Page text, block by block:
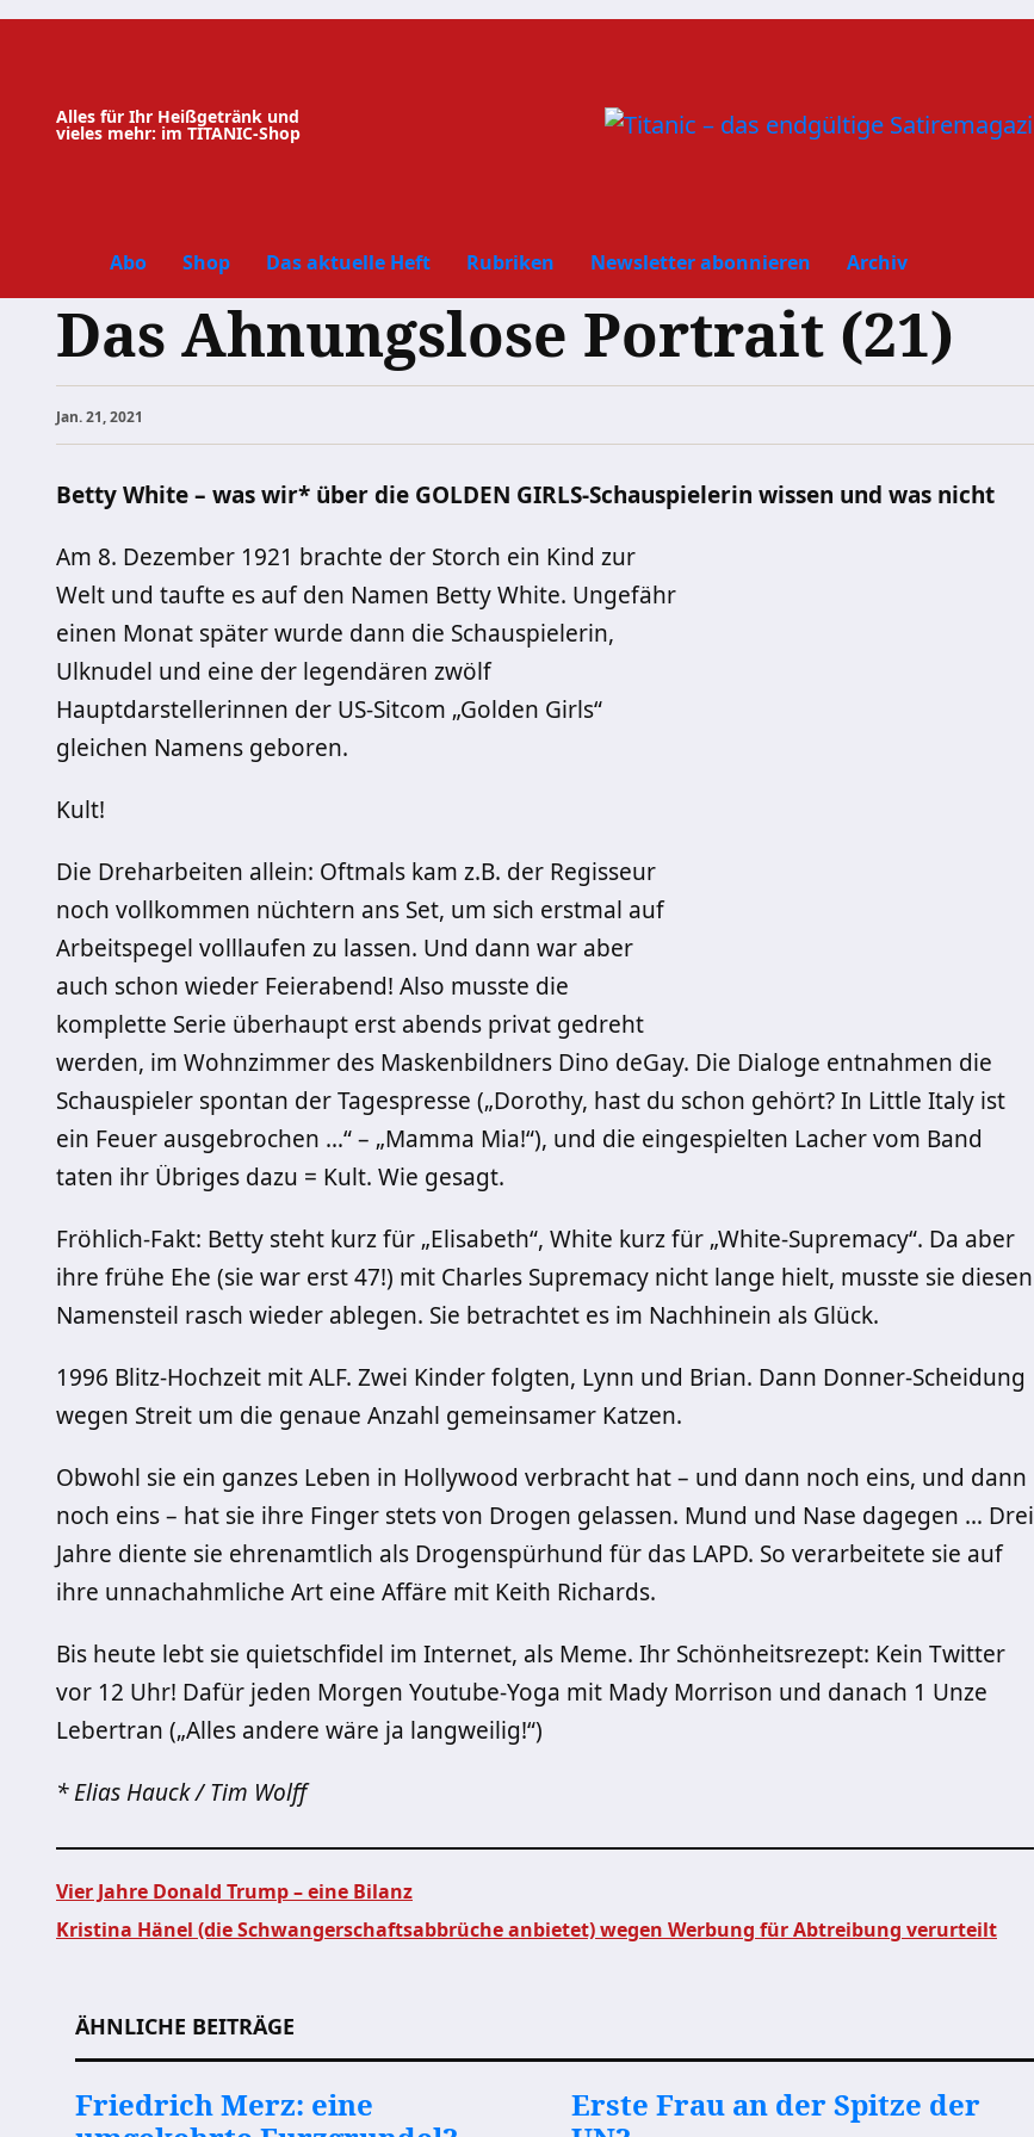
Zum
Alles für Ihr Heißgetränk und
vieles mehr: im TITANIC-Shop
Abo Shop Das aktuelle Heft Rubriken Newsletter abonnieren Archiv
Das Ahnungslose Portrait (21)
Jan. 21, 2021
Betty White – was wir* über die GOLDEN GIRLS-Schauspielerin wissen und was nicht
Am 8. Dezember 1921 brachte der Storch ein Kind zur
Welt und taufte es auf den Namen Betty White. Ungefähr
einen Monat später wurde dann die Schauspielerin,
Ulknudel und eine der legendären zwölf
Hauptdarstellerinnen der US-Sitcom „Golden Girls“
gleichen Namens geboren.
Kult!
Die Dreharbeiten allein: Oftmals kam z.B. der Regisseur
noch vollkommen nüchtern ans Set, um sich erstmal auf
Arbeitspegel volllaufen zu lassen. Und dann war aber
auch schon wieder Feierabend! Also musste die
komplette Serie überhaupt erst abends privat gedreht
werden, im Wohnzimmer des Maskenbildners Dino deGay. Die Dialoge entnahmen die
Schauspieler spontan der Tagespresse („Dorothy, hast du schon gehört? In Little Italy ist
ein Feuer ausgebrochen …“ – „Mamma Mia!“), und die eingespielten Lacher vom Band
taten ihr Übriges dazu = Kult. Wie gesagt.
Fröhlich-Fakt: Betty steht kurz für „Elisabeth“, White kurz für „White-Supremacy“. Da aber
ihre frühe Ehe (sie war erst 47!) mit Charles Supremacy nicht lange hielt, musste sie diesen
Namensteil rasch wieder ablegen. Sie betrachtet es im Nachhinein als Glück.
1996 Blitz-Hochzeit mit ALF. Zwei Kinder folgten, Lynn und Brian. Dann Donner-Scheidung
wegen Streit um die genaue Anzahl gemeinsamer Katzen.
Obwohl sie ein ganzes Leben in Hollywood verbracht hat – und dann noch eins, und dann
noch eins – hat sie ihre Finger stets von Drogen gelassen. Mund und Nase dagegen … Drei
Jahre diente sie ehrenamtlich als Drogenspürhund für das LAPD. So verarbeitete sie auf
ihre unnachahmliche Art eine Affäre mit Keith Richards.
Bis heute lebt sie quietschfidel im Internet, als Meme. Ihr Schönheitsrezept: Kein Twitter
vor 12 Uhr! Dafür jeden Morgen Youtube-Yoga mit Mady Morrison und danach 1 Unze
Lebertran („Alles andere wäre ja langweilig!“)
* Elias Hauck / Tim Wolff
Vier Jahre Donald Trump – eine Bilanz
Kristina Hänel (die Schwangerschaftsabbrüche anbietet) wegen Werbung für Abtreibung verurteilt
ÄHNLICHE BEITRÄGE
Friedrich Merz: eine
Erste Frau an der Spitze der